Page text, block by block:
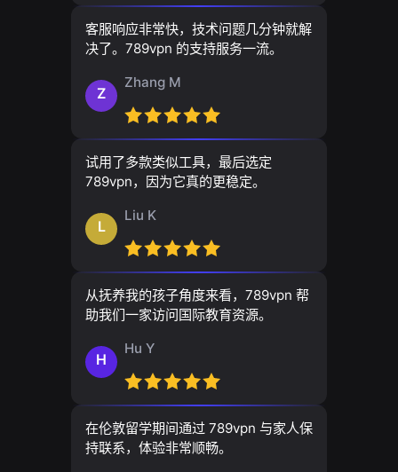
客服响应非常快，技术问题几分钟就解
决了。789vpn 的支持服务一流。
Z
Zhang M
试用了多款类似工具，最后选定
789vpn，因为它真的更稳定。
L
Liu K
从抚养我的孩子角度来看，789vpn 帮
助我们一家访问国际教育资源。
H
Hu Y
在伦敦留学期间通过 789vpn 与家人保
持联系，体验非常顺畅。